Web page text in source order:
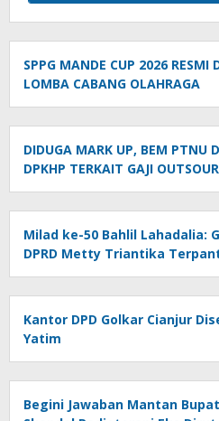
SPPG MANDE CUP 2026
LOMBA CABANG OLAHRAGA
DIDUGA MARK UP, BEM PTNU
DPKHP TERKAIT GAJI
Milad ke-50 Bahlil Lahadalia:
DPRD Metty Triantika
Kantor DPD Golkar Cianjur
Yatim
Begini Jawaban Mantan